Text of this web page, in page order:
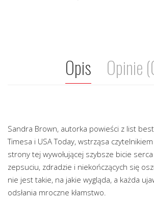
Opis Opinie
Sandra Brown, autorka powieści z list
Timesa i USA Today, wstrząsa
strony tej wywołującej szybsze bicie
zepsuciu, zdradzie i niekończących się
nie jest takie, na jakie wygląda, a każda
odsłania mroczne kłamstwo.